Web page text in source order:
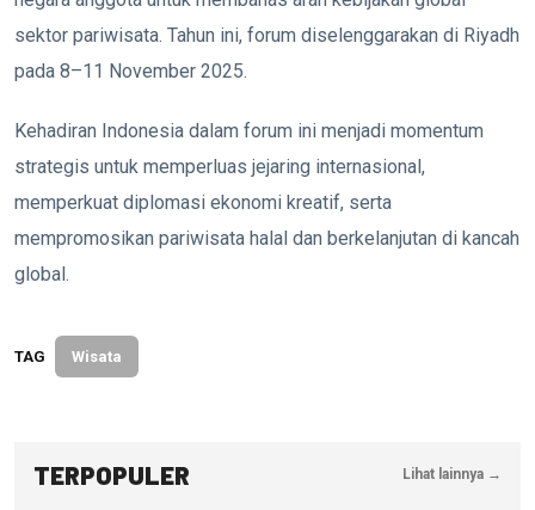
sektor pariwisata. Tahun ini, forum diselenggarakan di Riyadh
pada 8–11 November 2025.
Kehadiran Indonesia dalam forum ini menjadi momentum
strategis untuk memperluas jejaring internasional,
memperkuat diplomasi ekonomi kreatif, serta
mempromosikan pariwisata halal dan berkelanjutan di kancah
global.
TAG Wisata
TERPOPULER Lihat lainnya →